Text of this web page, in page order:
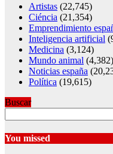
Artistas (22,745)
Ciéncia (21,354)
Emprendimiento
Inteligencia artificial
Medicina (3,124)
Mundo animal (4,382)
Noticias españa
Política (19,615)
Buscar
You missed